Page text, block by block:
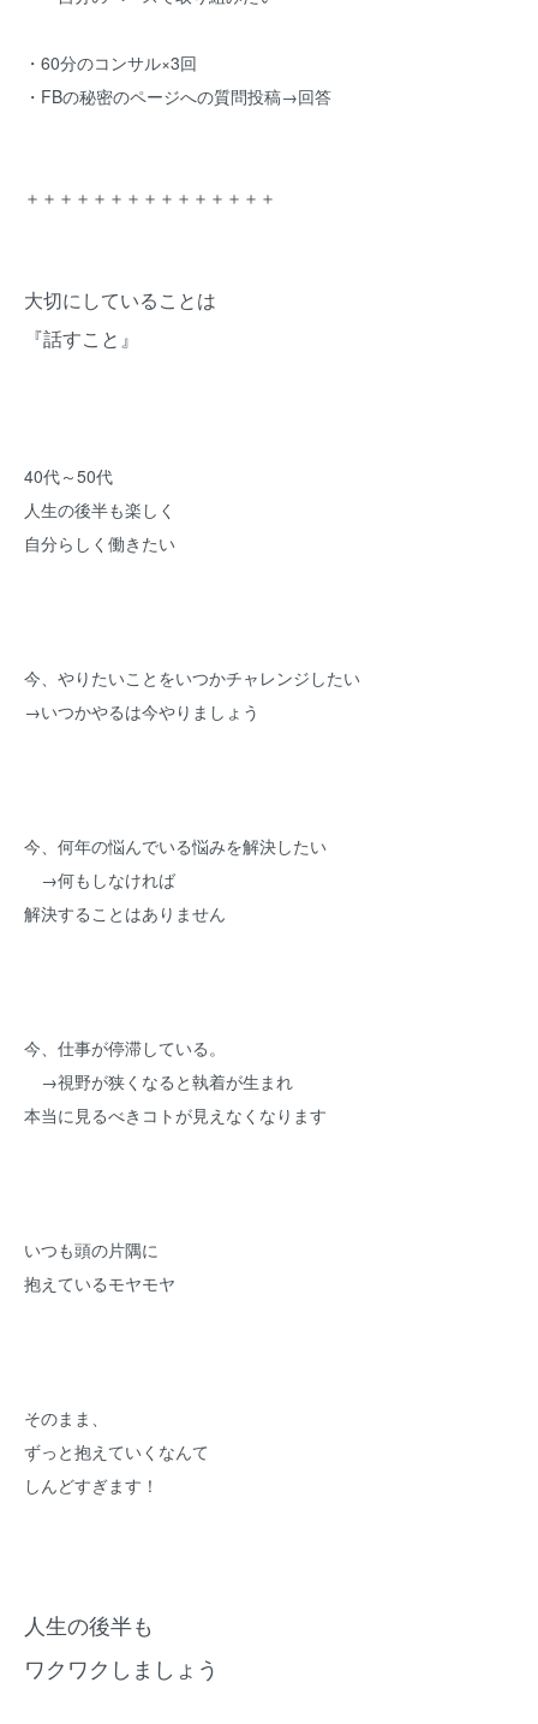
・60分のコンサル×3回
・FBの秘密のページへの質問投稿→回答
＋＋＋＋＋＋＋＋＋＋＋＋＋＋＋
大切にしていることは
『話すこと』
40代～50代
人生の後半も楽しく
自分らしく働きたい
今、やりたいことをいつかチャレンジしたい
→いつかやるは今やりましょう
今、何年の悩んでいる悩みを解決したい
→何もしなければ
解決することはありません
今、仕事が停滞している。
→視野が狭くなると執着が生まれ
本当に見るべきコトが見えなくなります
いつも頭の片隅に
抱えているモヤモヤ
そのまま、
ずっと抱えていくなんて
しんどすぎます！
人生の後半も
ワクワクしましょう